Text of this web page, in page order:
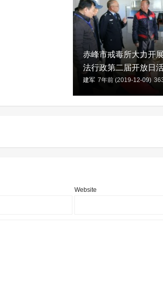
赤峰市戒毒所大力开
法行政第二届开放日
建军 7年前 (2019-12-09)
Website